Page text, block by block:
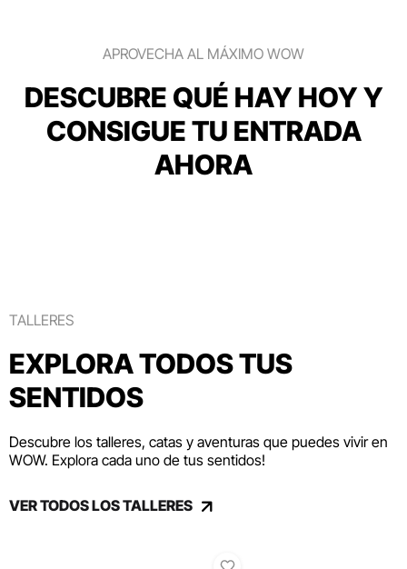
APROVECHA AL MÁXIMO WOW
DESCUBRE QUÉ HAY HOY Y
CONSIGUE TU ENTRADA
AHORA
TALLERES
EXPLORA TODOS TUS
SENTIDOS
Descubre los talleres, catas y aventuras que puedes vivir en
WOW. Explora cada uno de tus sentidos!
VER TODOS LOS TALLERES